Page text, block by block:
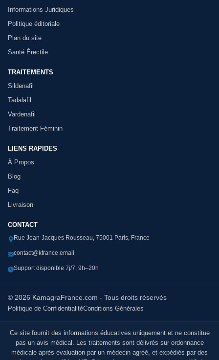
Informations Juridiques
Politique éditoriale
Plan du site
Santé Érectile
TRAITEMENTS
Sildenafil
Tadalafil
Vardenafil
Traitement Féminin
LIENS RAPIDES
À Propos
Blog
Faq
Livraison
CONTACT
Rue Jean-Jacques Rousseau, 75001 Paris, France
contact@kfrance.email
Support disponible 7j/7, 9h–20h
© 2026 KamagraFrance.com - Tous droits réservés
Politique de ConfidentialitéConditions Générales
Ce site fournit des informations éducatives uniquement et ne constitue
pas un avis médical. Les traitements sont délivrés sur ordonnance
médicale après évaluation par un médecin agréé, et expédiés par des